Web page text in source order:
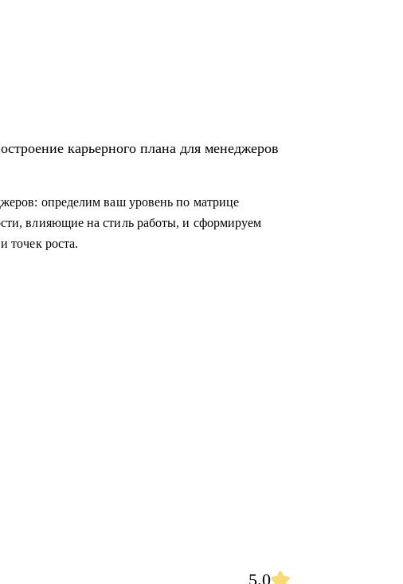
карьерного плана для менеджеров
определим ваш уровень по матрице
влияющие на стиль работы, и сформируем
точек роста.
5.0